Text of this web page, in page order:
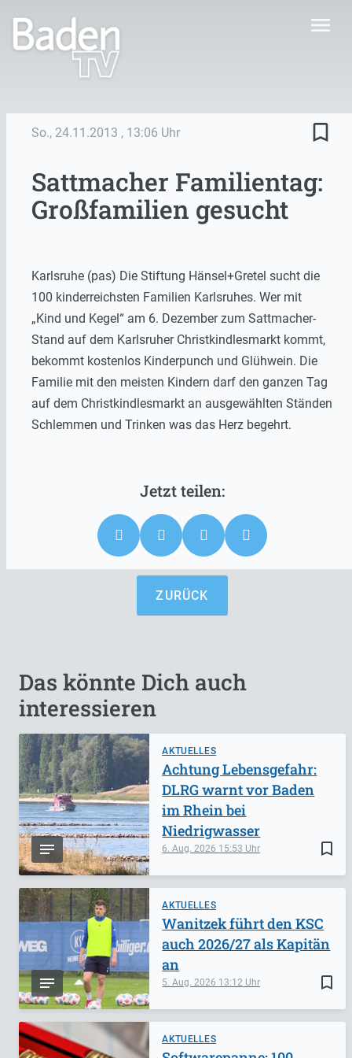
menu
So., 24.11.2013 , 13:06 Uhr bookmark_border
Sattmacher Familientag:
Großfamilien gesucht
Karlsruhe (pas) Die Stiftung Hänsel+Gretel sucht die
100 kinderreichsten Familien Karlsruhes. Wer mit
„Kind und Kegel“ am 6. Dezember zum Sattmacher-
Stand auf dem Karlsruher Christkindlesmarkt kommt,
bekommt kostenlos Kinderpunch und Glühwein. Die
Familie mit den meisten Kindern darf den ganzen Tag
auf dem Christkindlesmarkt an ausgewählten Ständen
Schlemmen und Trinken was das Herz begehrt.
ZURÜCK
Das könnte Dich auch
interessieren
AKTUELLES
bookmark_border
6. Aug. 2026 15:53
Achtung Lebensgefahr:
DLRG warnt vor Baden
im Rhein bei
Niedrigwasser
AKTUELLES
bookmark_border
5. Aug. 2026 13:12
Wanitzek führt den KSC
auch 2026/27 als Kapitän
an
AKTUELLES